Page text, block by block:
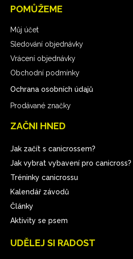
POMŮŽEME
Můj účet
Sledování objednávky
Vrácení objednávky
Obchodní podmínky
Ochrana osobních údajů
Prodávané značky
ZAČNI HNED
Jak začít s canicrossem?
Jak vybrat vybavení pro canicross?
Tréninky canicrossu
Kalendář závodů
Články
Aktivity se psem
UDĚLEJ SI RADOST